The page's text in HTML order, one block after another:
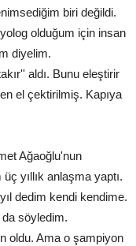
biri değildi.
olduğum için insan
diyelim.
aldı. Bunu eleştirir
el çektirilmiş. Kapıya
Ağaoğlu'nun
yıllık anlaşma yaptı.
dedim kendi kendime.
da söyledim.
oldu. Ama o şampiyon